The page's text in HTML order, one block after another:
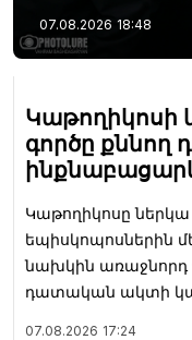
07.08.2026 18:48
Կաթողիկոսի
գործը քննող
Կաթողիկոսը ներկա
եպիսկոպոսներին
նախկին առաջնորդ
դատական ակտի
07.08.2026 17:24